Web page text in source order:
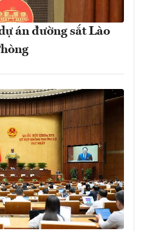
án đường sắt Lào